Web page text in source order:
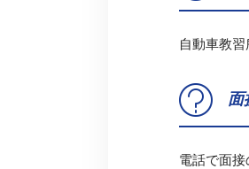
自動車教
面
電話で面